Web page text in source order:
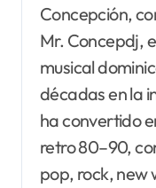
Concepción,
Mr. Concepdj,
musical
décadas en la
ha convertido
retro 80–90,
pop, rock, new